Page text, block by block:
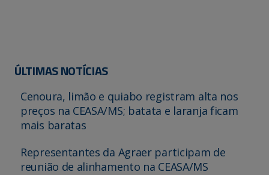
ÚLTIMAS NOTÍCIAS
Cenoura, limão e quiabo registram alta nos
preços na CEASA/MS; batata e laranja ficam
mais baratas
Representantes da Agraer participam de
reunião de alinhamento na CEASA/MS